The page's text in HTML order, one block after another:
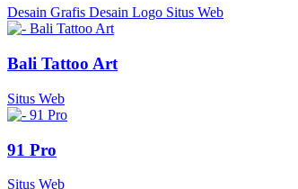
Desain Grafis Desain Logo Situs Web
Bali Tattoo Art
Situs Web
91 Pro
Situs Web